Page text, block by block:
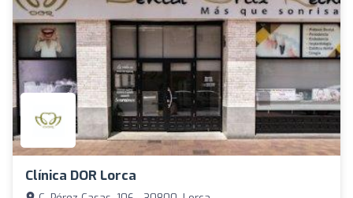
Clínica DOR Lorca